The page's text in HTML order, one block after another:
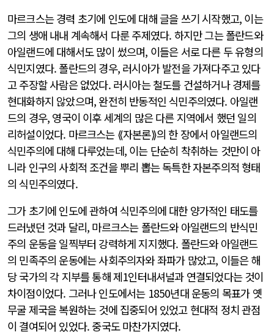
마르크스는 경력 초기에 인도에 대해 글을 쓰기 시작했고, 이는
그의 생애 내내 계속해서 다룬 주제였다. 하지만 그는 폴란드와
아일랜드에 대해서도 많이 썼으며, 이들은 서로 다른 두 유형의
식민지였다. 폴란드의 경우, 러시아가 발전을 가져다주고 있다
고 주장할 사람은 없었다. 러시아는 철도를 건설하거나 경제를
현대화하지 않았으며, 완전히 반동적인 식민주의였다. 아일랜
드의 경우, 영국이 이후 세계의 많은 다른 지역에서 했던 일의
리허설이었다. 마르크스는 ⟪자본론⟫의 한 장에서 아일랜드의
식민주의에 대해 다루었는데, 이는 단순히 착취하는 것만이 아
니라 인구의 사회적 조건을 뿌리 뽑는 독특한 자본주의적 형태
의 식민주의였다.
그가 초기에 인도에 관하여 식민주의에 대한 양가적인 태도를
드러냈던 것과 달리, 마르크스는 폴란드와 아일랜드의 반식민
주의 운동을 일찍부터 강력하게 지지했다. 폴란드와 아일랜드
의 민족주의 운동에는 사회주의자와 좌파가 많았고, 이들은 해
당 국가의 각 지부를 통해 제1인터내셔널과 연결되었다는 것이
차이점이었다. 그러나 인도에서는 1850년대 운동의 목표가 옛
무굴 제국을 복원하는 것에 집중되어 있었고 현대적 정치 관점
이 결여되어 있었다. 중국도 마찬가지였다.